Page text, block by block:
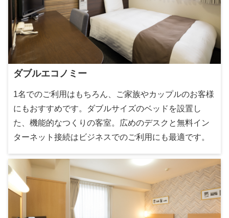
ダブルエコノミー
1名でのご利用はもちろん、ご家族やカップルのお客様
にもおすすめです。ダブルサイズのベッドを設置し
た、機能的なつくりの客室。広めのデスクと無料イン
ターネット接続はビジネスでのご利用にも最適です。